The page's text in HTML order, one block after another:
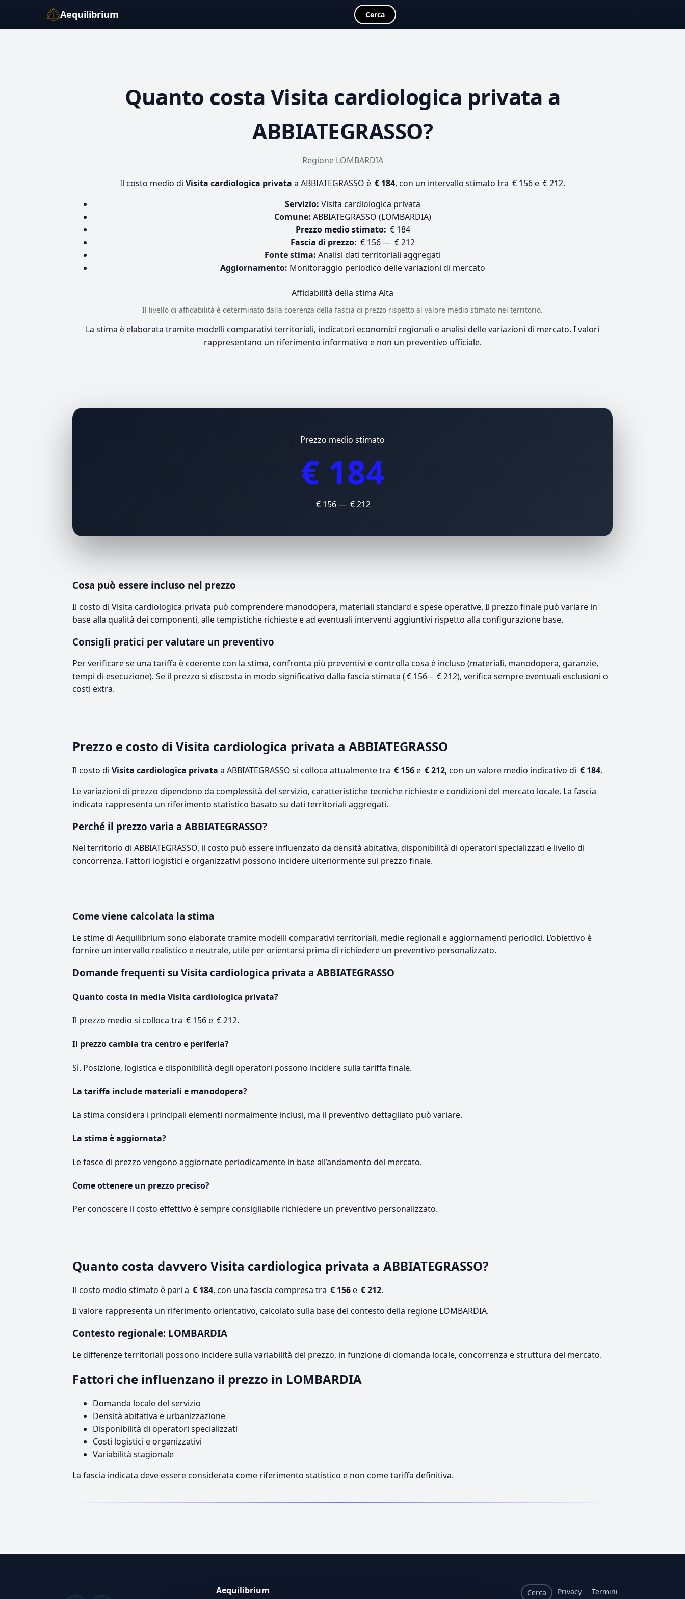
Aequilibrium Cerca
Quanto costa Visita cardiologica privata a
ABBIATEGRASSO?
Regione LOMBARDIA
Il costo medio di Visita cardiologica privata a ABBIATEGRASSO è € 184, con un intervallo stimato tra € 156 e € 212.
Servizio: Visita cardiologica privata
Comune: ABBIATEGRASSO (LOMBARDIA)
Prezzo medio stimato: € 184
Fascia di prezzo: € 156 — € 212
Fonte stima: Analisi dati territoriali aggregati
Aggiornamento: Monitoraggio periodico delle variazioni di mercato
Affidabilità della stima Alta
Il livello di affidabilità è determinato dalla coerenza della fascia di prezzo rispetto al valore medio stimato nel territorio.
La stima è elaborata tramite modelli comparativi territoriali, indicatori economici regionali e analisi delle variazioni di mercato. I valori
rappresentano un riferimento informativo e non un preventivo ufficiale.
Prezzo medio stimato
€ 184
€ 156 — € 212
Cosa può essere incluso nel prezzo
Il costo di Visita cardiologica privata può comprendere manodopera, materiali standard e spese operative. Il prezzo finale può variare in
base alla qualità dei componenti, alle tempistiche richieste e ad eventuali interventi aggiuntivi rispetto alla configurazione base.
Consigli pratici per valutare un preventivo
Per verificare se una tariffa è coerente con la stima, confronta più preventivi e controlla cosa è incluso (materiali, manodopera, garanzie,
tempi di esecuzione). Se il prezzo si discosta in modo significativo dalla fascia stimata ( € 156 – € 212), verifica sempre eventuali esclusioni o
costi extra.
Prezzo e costo di Visita cardiologica privata a ABBIATEGRASSO
Il costo di Visita cardiologica privata a ABBIATEGRASSO si colloca attualmente tra € 156e € 212, con un valore medio indicativo di € 184.
Le variazioni di prezzo dipendono da complessità del servizio, caratteristiche tecniche richieste e condizioni del mercato locale. La fascia
indicata rappresenta un riferimento statistico basato su dati territoriali aggregati.
Perché il prezzo varia a ABBIATEGRASSO?
Nel territorio di ABBIATEGRASSO, il costo può essere influenzato da densità abitativa, disponibilità di operatori specializzati e livello di
concorrenza. Fattori logistici e organizzativi possono incidere ulteriormente sul prezzo finale.
Come viene calcolata la stima
Le stime di Aequilibrium sono elaborate tramite modelli comparativi territoriali, medie regionali e aggiornamenti periodici. L’obiettivo è
fornire un intervallo realistico e neutrale, utile per orientarsi prima di richiedere un preventivo personalizzato.
Domande frequenti su Visita cardiologica privata a ABBIATEGRASSO
Quanto costa in media Visita cardiologica privata?
Il prezzo medio si colloca tra € 156 e € 212.
Il prezzo cambia tra centro e periferia?
Sì. Posizione, logistica e disponibilità degli operatori possono incidere sulla tariffa finale.
La tariffa include materiali e manodopera?
La stima considera i principali elementi normalmente inclusi, ma il preventivo dettagliato può variare.
La stima è aggiornata?
Le fasce di prezzo vengono aggiornate periodicamente in base all’andamento del mercato.
Come ottenere un prezzo preciso?
Per conoscere il costo effettivo è sempre consigliabile richiedere un preventivo personalizzato.
Quanto costa davvero Visita cardiologica privata a ABBIATEGRASSO?
Il costo medio stimato è pari a € 184, con una fascia compresa tra € 156e € 212.
Il valore rappresenta un riferimento orientativo, calcolato sulla base del contesto della regione LOMBARDIA.
Contesto regionale: LOMBARDIA
Le differenze territoriali possono incidere sulla variabilità del prezzo, in funzione di domanda locale, concorrenza e struttura del mercato.
Fattori che influenzano il prezzo in LOMBARDIA
Domanda locale del servizio
Densità abitativa e urbanizzazione
Disponibilità di operatori specializzati
Costi logistici e organizzativi
Variabilità stagionale
La fascia indicata deve essere considerata come riferimento statistico e non come tariffa definitiva.
Aequilibrium Cerca Privacy Termini